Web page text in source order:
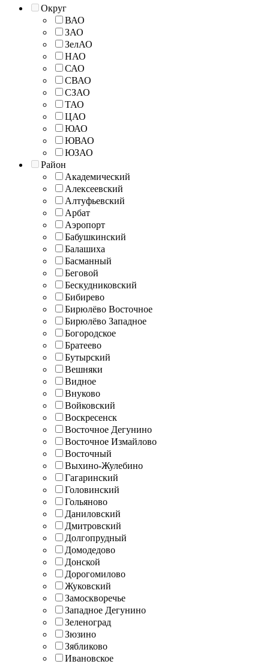
Округ
ВАО
ЗАО
ЗелАО
НАО
САО
СВАО
СЗАО
ТАО
ЦАО
ЮАО
ЮВАО
ЮЗАО
Район
Академический
Алексеевский
Алтуфьевский
Арбат
Аэропорт
Бабушкинский
Балашиха
Басманный
Беговой
Бескудниковский
Бибирево
Бирюлёво Восточное
Бирюлёво Западное
Богородское
Братеево
Бутырский
Вешняки
Видное
Внуково
Войковский
Воскресенск
Восточное Дегунино
Восточное Измайлово
Восточный
Выхино-Жулебино
Гагаринский
Головинский
Гольяново
Даниловский
Дмитровский
Долгопрудный
Домодедово
Донской
Дорогомилово
Жуковский
Замоскворечье
Западное Дегунино
Зеленоград
Зюзино
Зябликово
Ивановское